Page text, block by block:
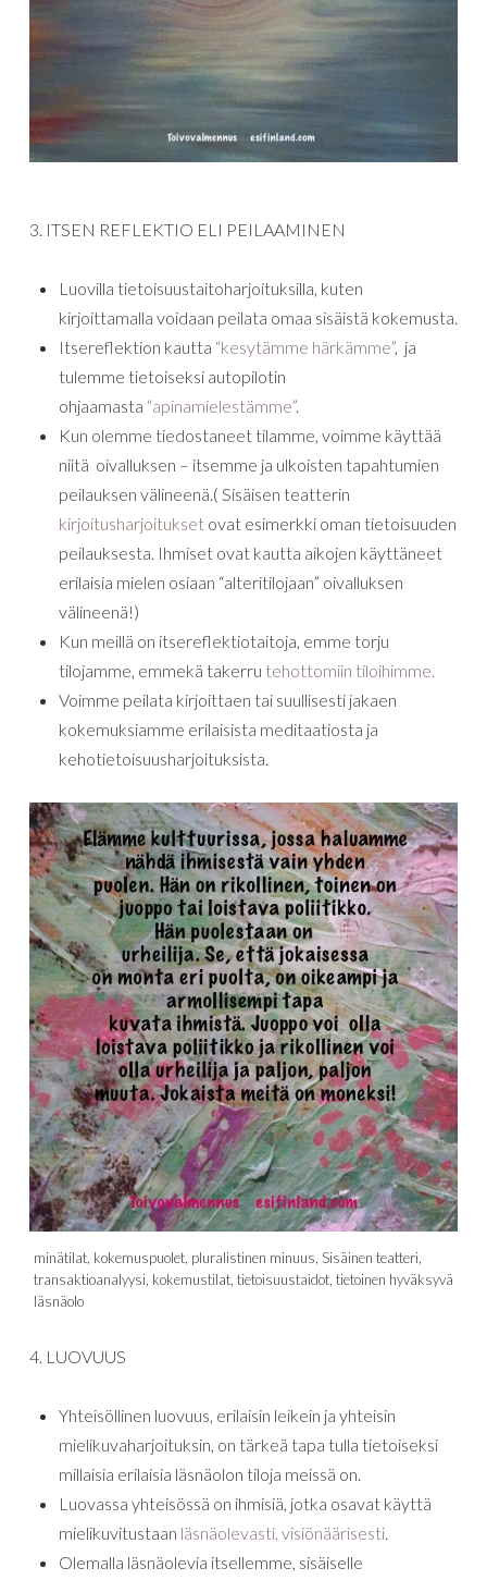
3. ITSEN REFLEKTIO ELI PEILAAMINEN
Luovilla tietoisuustaitoharjoituksilla, kuten
kirjoittamalla voidaan peilata omaa sisäistä kokemusta.
Itsereflektion kautta “kesytämme härkämme”, ja
tulemme tietoiseksi autopilotin
ohjaamasta “apinamielestämme”.
Kun olemme tiedostaneet tilamme, voimme käyttää
niitä oivalluksen – itsemme ja ulkoisten tapahtumien
peilauksen välineenä.( Sisäisen teatterin
kirjoitusharjoitukset ovat esimerkki oman tietoisuuden
peilauksesta. Ihmiset ovat kautta aikojen käyttäneet
erilaisia mielen osiaan “alteritilojaan” oivalluksen
välineenä!)
Kun meillä on itsereflektiotaitoja, emme torju
tilojamme, emmekä takerru tehottomiin tiloihimme.
Voimme peilata kirjoittaen tai suullisesti jakaen
kokemuksiamme erilaisista meditaatiosta ja
kehotietoisuusharjoituksista.
minätilat, kokemuspuolet, pluralistinen minuus, Sisäinen teatteri,
transaktioanalyysi, kokemustilat, tietoisuustaidot, tietoinen hyväksyvä
läsnäolo
4. LUOVUUS
Yhteisöllinen luovuus, erilaisin leikein ja yhteisin
mielikuvaharjoituksin, on tärkeä tapa tulla tietoiseksi
millaisia erilaisia läsnäolon tiloja meissä on.
Luovassa yhteisössä on ihmisiä, jotka osavat käyttä
mielikuvitustaan läsnäolevasti, visiönäärisesti.
Olemalla läsnäolevia itsellemme, sisäiselle